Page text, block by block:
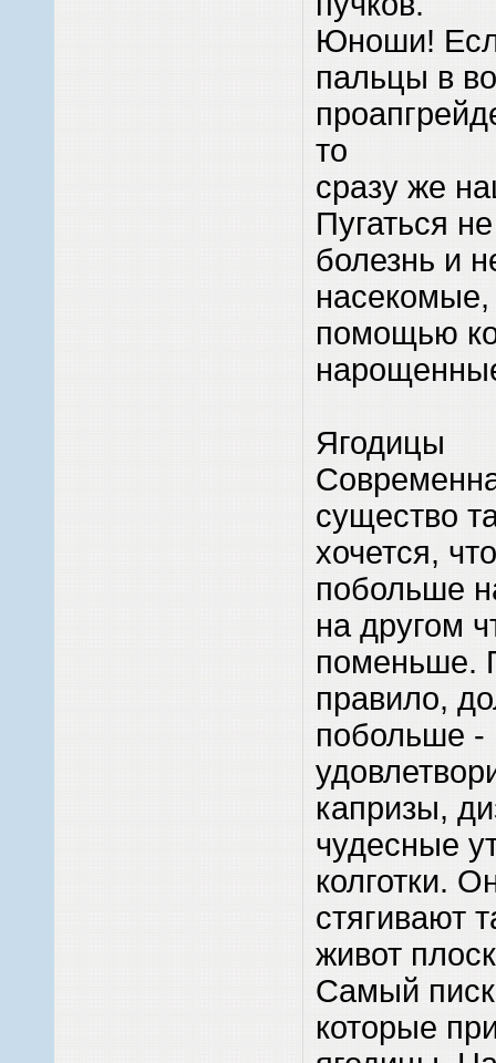
Юноши!
пальцы в
то
сразу же
Пугаться
болезнь и
насекомые,
помощью
Ягодицы
существо
хочется,
побольше
на другом
поменьше.
правило,
побольше -
капризы,
чудесные
колготки.
стягивают
живот
Самый писк
которые